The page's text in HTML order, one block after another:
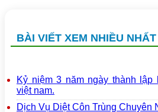
BÀI VIẾT XEM NHIỀU NHẤT
Kỷ niệm 3 năm ngày thành lập
việt nam.
Dịch Vụ Diệt Côn Trùng Chuyên